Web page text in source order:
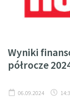
Wyniki
półrocze
06.09.2024